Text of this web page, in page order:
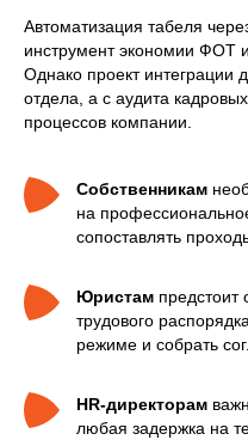
Автоматизация табеля
инструмент экономии ФОТ
Однако проект интеграции
отдела, а с аудита
процессов компании.
Собственникам
на
сопоставлять
Юристам предстоит
трудового
режиме и собрать
HR-директорам
любая задержка на